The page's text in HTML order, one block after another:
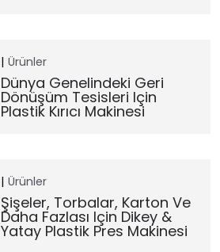
Ürünler
Dünya Genelindeki Geri
Dönüşüm Tesisleri Için
Plastik Kırıcı Makinesi
Ürünler
Şişeler, Torbalar, Karton Ve
Daha Fazlası Için Dikey &
Yatay Plastik Pres Makinesi